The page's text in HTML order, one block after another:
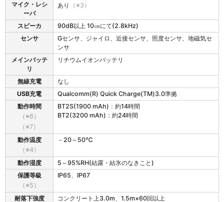
マイク・レシ
ーバ
あり （※3）
スピーカ
90dB以上 10㎝にて(2.8kHz)
センサ
Gセンサ、ジャイロ、近接センサ、照度センサ、地磁気セ
ンサ
メインバッテ
リ
リチウムイオンバッテリ
無線充電
なし
USB充電
Qualcomm(R) Quick Charge(TM)3.0準拠
動作時間
（※6）
（※7）
BT2S(1900 mAh)：約14時間
BT2(3200 mAh)：約24時間
動作温度
（※4）
－20～50℃
動作湿度
5～95%RH(結露・結氷のなきこと)
保護等級
（※5）
IP65、IP67
耐落下強度
コンクリート上3.0m、1.5m×60回以上